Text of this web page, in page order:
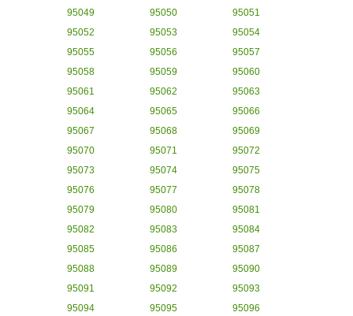
95049
95050
95051
95052
95053
95054
95055
95056
95057
95058
95059
95060
95061
95062
95063
95064
95065
95066
95067
95068
95069
95070
95071
95072
95073
95074
95075
95076
95077
95078
95079
95080
95081
95082
95083
95084
95085
95086
95087
95088
95089
95090
95091
95092
95093
95094
95095
95096